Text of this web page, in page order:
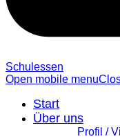
Schulessen
Open mobile menu
Start
Über uns
Profil /